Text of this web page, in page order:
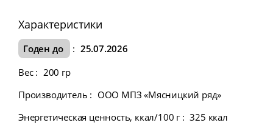
Характеристики
Годен до : 25.07.2026
Вес : 200 гр
Производитель : ООО МПЗ «Мясницкий ряд»
Энергетическая ценность, ккал/100 г : 325 ккал